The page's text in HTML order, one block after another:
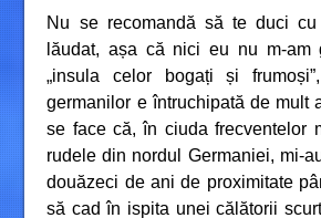
Nu se recomandă să te duci cu
lăudat, așa că nici eu nu m-am
„insula celor bogați și
germanilor e întruchipată de mult
se face că, în ciuda frecventelor
rudele din nordul Germaniei, mi-
douăzeci de ani de proximitate
să cad în ispita unei călătorii